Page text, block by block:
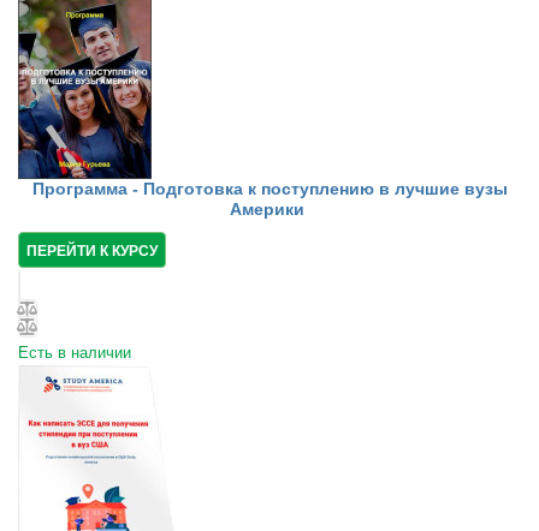
Программа - Подготовка к поступлению в лучшие вузы
Америки
ПЕРЕЙТИ К КУРСУ
Есть в наличии